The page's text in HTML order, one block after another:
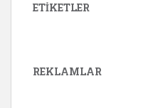
ETIKETLER
REKLAMLAR